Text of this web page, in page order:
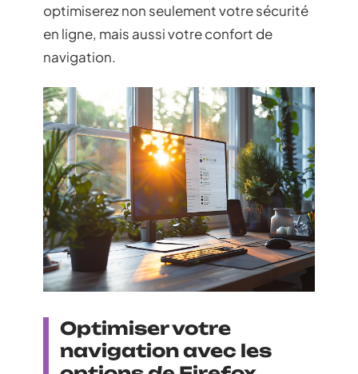
optimiserez non seulement votre sécurité
en ligne, mais aussi votre confort de
navigation.
Optimiser votre
navigation avec les